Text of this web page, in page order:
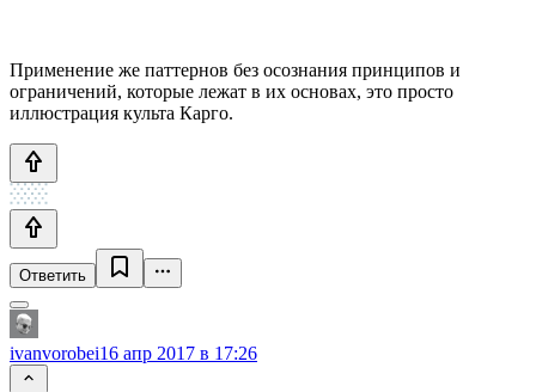
Применение же паттернов без осознания принципов и
ограничений, которые лежат в их основах, это просто
иллюстрация культа Карго.
Ответить
ivanvorobei16 апр 2017 в 17:26